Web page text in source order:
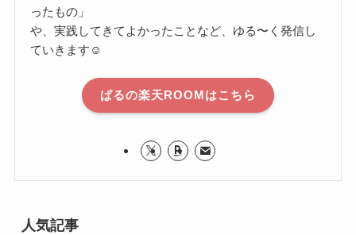
ったもの」
や、実践してきてよかったことなど、ゆる〜く発信し
ていきます☺️
ぱるの楽天ROOMはこちら
人気記事